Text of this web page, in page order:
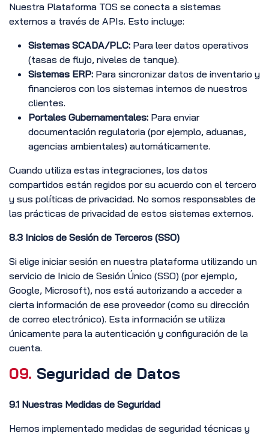
Nuestra Plataforma TOS se conecta a sistemas
externos a través de APIs. Esto incluye:
Sistemas SCADA/PLC: Para leer datos operativos
(tasas de flujo, niveles de tanque).
Sistemas ERP: Para sincronizar datos de inventario y
financieros con los sistemas internos de nuestros
clientes.
Portales Gubernamentales: Para enviar
documentación regulatoria (por ejemplo, aduanas,
agencias ambientales) automáticamente.
Cuando utiliza estas integraciones, los datos
compartidos están regidos por su acuerdo con el tercero
y sus políticas de privacidad. No somos responsables de
las prácticas de privacidad de estos sistemas externos.
8.3 Inicios de Sesión de Terceros (SSO)
Si elige iniciar sesión en nuestra plataforma utilizando un
servicio de Inicio de Sesión Único (SSO) (por ejemplo,
Google, Microsoft), nos está autorizando a acceder a
cierta información de ese proveedor (como su dirección
de correo electrónico). Esta información se utiliza
únicamente para la autenticación y configuración de la
cuenta.
09. Seguridad de Datos
9.1 Nuestras Medidas de Seguridad
Hemos implementado medidas de seguridad técnicas y